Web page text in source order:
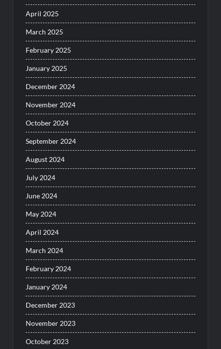
April 2025
March 2025
February 2025
January 2025
December 2024
November 2024
October 2024
September 2024
August 2024
July 2024
June 2024
May 2024
April 2024
March 2024
February 2024
January 2024
December 2023
November 2023
October 2023